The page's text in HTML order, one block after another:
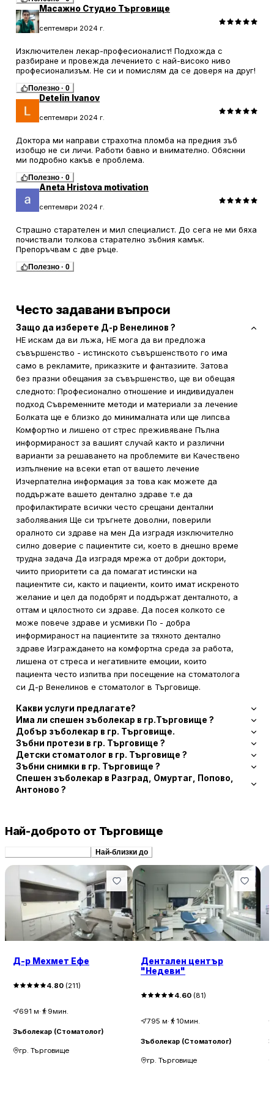
Масажно Студио Търговище
септември 2024 г.
Изключителен лекар-професионалист! Подхожда с
разбиране и провежда лечението с най-високо ниво
професионализъм. Не си и помислям да се доверя на друг!
Полезно· 0
Detelin Ivanov
септември 2024 г.
Доктора ми направи страхотна пломба на предния зъб
изобщо не си личи. Работи бавно и внимателно. Обяснни
ми подробно какъв е проблема.
Полезно· 0
Aneta Hristova motivation
септември 2024 г.
Страшно старателен и мил специалист. До сега не ми бяха
почиствали толкова старателно зъбния камък.
Препоръчвам с две ръце.
Полезно· 0
Често задавани въпроси
Защо да изберете Д-р Венелинов ?
НЕ искам да ви лъжа, НЕ мога да ви предложа
съвършенство - истинското съвършенството го има
само в рекламите, приказките и фантазиите. Затова
без празни обещания за съвършенство, ще ви обещая
следното: Професионално отношение и индивидуален
подход Съвременните методи и материали за лечение
Болката ще е близко до минималната или ще липсва
Комфортно и лишено от стрес преживяване Пълна
информираност за вашият случай както и различни
варианти за решаването на проблемите ви Качествено
изпълнение на всеки етап от вашето лечение
Изчерпателна информация за това как можете да
поддържате вашето дентално здраве т.е да
профилактирате всички често срещани дентални
заболявания Ще си тръгнете доволни, поверили
оралното си здраве на мен Да изградя изключително
силно доверие с пациентите си, което в днешно време
трудна задача Да изградя мрежа от добри доктори,
чиито приоритети са да помагат истински на
пациентите си, както и пациенти, които имат искреното
желание и цел да подобрят и поддържат денталното, а
оттам и цялостното си здраве. Да посея колкото се
може повече здраве и усмивки По - добра
информираност на пациентите за тяхното дентално
здраве Изграждането на комфортна среда за работа,
лишена от стреса и негативните емоции, които
пациента често изпитва при посещение на стоматолога
си Д-р Венелинов е стоматолог в Търговище.
Какви услуги предлагате?
Има ли спешен зъболекар в гр.Търговище ?
Добър зъболекар в гр. Търговище.
Зъбни протези в гр. Търговище ?
Детски стоматолог в гр. Търговище ?
Зъбни снимки в гр. Търговище ?
Спешен зъболекар в Разград, Омуртаг, Попово,
Антоново ?
Най-доброто от Търговище
Най-близки до
Д-р Мехмет Ефе
4.80 (211)
691 м· 9мин.
Зъболекар (Стоматолог)
гр. Търговище
Дентален център
"Недеви"
4.60 (81)
795 м· 10мин.
Зъболекар (Стоматолог)
гр. Търговище